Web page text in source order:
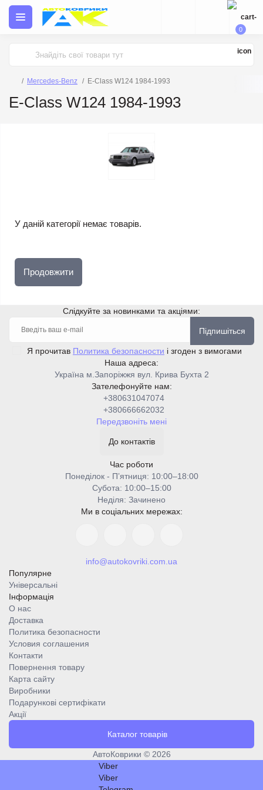
0
Mercedes-Benz E-Class W124 1984-1993
E-Class W124 1984-1993
У даній категорії немає товарів.
Продовжити
Слідкуйте за новинками та акціями:
Підпишіться
Я прочитав Политика безопасности і згоден з вимогами
Наша адреса:
Україна м.Запоріжжя вул. Крива Бухта 2
Зателефонуйте нам:
+380631047074
+380666662032
Передзвоніть мені
До контактів
Час роботи
Понеділок - Пʼятниця: 10:00–18:00
Cубота: 10:00–15:00
Неділя: Зачинено
Ми в соціальних мережах:
info@autokovriki.com.ua
Популярне
Універсальні
Інформація
О нас
Доставка
Политика безопасности
Условия соглашения
Контакти
Повернення товару
Карта сайту
Виробники
Подарункові сертифікати
Акції
Каталог товарів
АвтоКоврики © 2026
Viber
Viber